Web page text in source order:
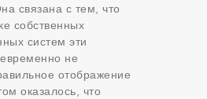
связана с тем, что
собственных
систем эти
не
отображение
оказалось, что